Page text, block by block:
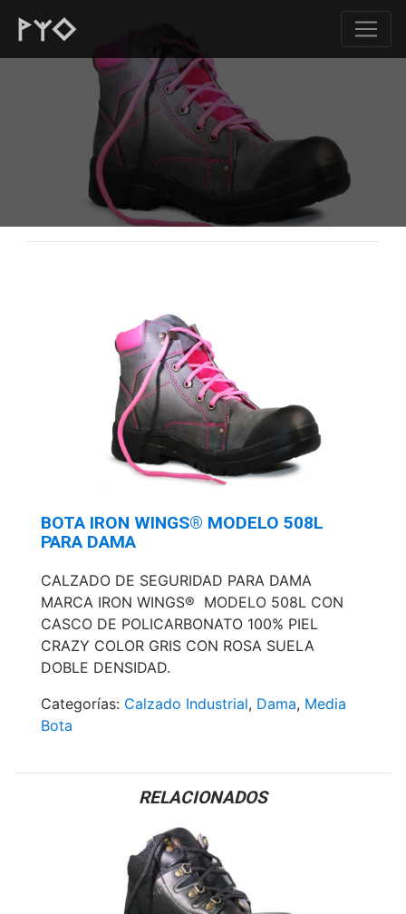
BOTA IRON WINGS® MODELO 508L
PARA DAMA
CALZADO DE SEGURIDAD PARA DAMA
MARCA IRON WINGS® MODELO 508L CON
CASCO DE POLICARBONATO 100% PIEL
CRAZY COLOR GRIS CON ROSA SUELA
DOBLE DENSIDAD.
Categorías: Calzado Industrial, Dama, Media
Bota
RELACIONADOS